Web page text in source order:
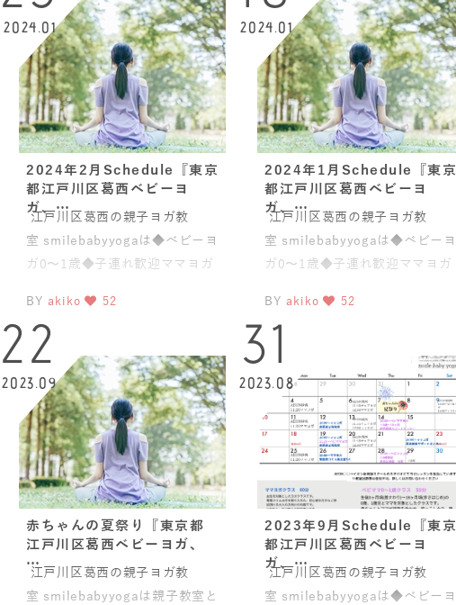
2024.01
2024年2月Schedule『東京
都江戸川区葛西ベビーヨ
ガ、…
江戸川区葛西の親子ヨガ教
室 smilebabyyogaは◆ベビーヨ
ガ0〜1歳◆子連れ歓迎ママヨガ
BY akiko 52
2024.01
2024年1月Schedule『東京
都江戸川区葛西ベビーヨ
ガ、…
江戸川区葛西の親子ヨガ教
室 smilebabyyogaは◆ベビーヨ
ガ0〜1歳◆子連れ歓迎ママヨガ
BY akiko 52
22
2023.09
赤ちゃんの夏祭り『東京都
江戸川区葛西ベビーヨガ、
…
江戸川区葛西の親子ヨガ教
室 smilebabyyogaは親子教室と
31
2023.08
2023年9月Schedule『東京
都江戸川区葛西ベビーヨ
ガ、…
江戸川区葛西の親子ヨガ教
室 smilebabyyogaは◆ベビーヨ